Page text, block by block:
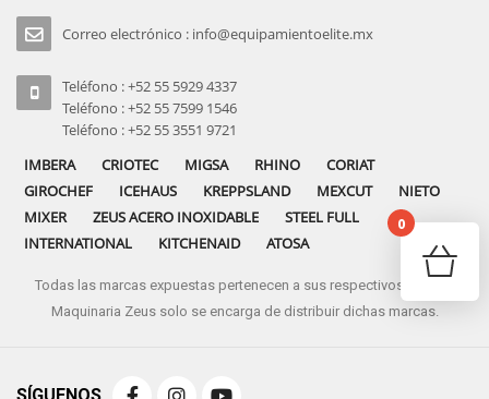
Correo electrónico : info@equipamientoelite.mx
Teléfono : +52 55 5929 4337
Teléfono : +52 55 7599 1546
Teléfono : +52 55 3551 9721
IMBERA
CRIOTEC MIGSA RHINO
CORIAT
GIROCHEF
ICEHAUS KREPPSLAND MEXCUT
NIETO
MIXER
ZEUS ACERO INOXIDABLE
STEEL FULL
INTERNATIONAL
KITCHENAID ATOSA
Todas las marcas expuestas pertenecen a sus respectivos dueños
Maquinaria Zeus solo se encarga de distribuir dichas marcas.
0